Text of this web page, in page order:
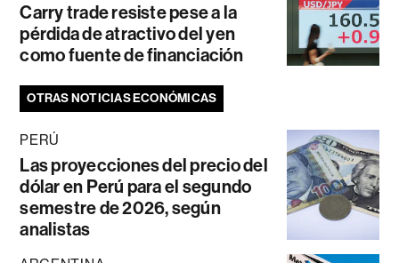
Carry trade resiste pese a la
pérdida de atractivo del yen
como fuente de financiación
OTRAS NOTICIAS ECONÓMICAS
PERÚ
Las proyecciones del precio del
dólar en Perú para el segundo
semestre de 2026, según
analistas